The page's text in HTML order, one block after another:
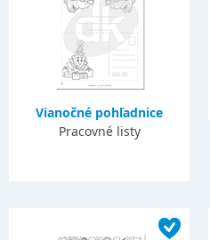
Vianočné pohľadnice
Pracovné listy